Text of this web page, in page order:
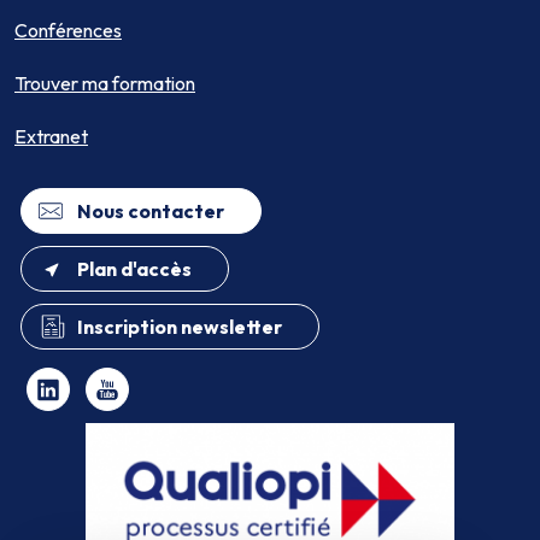
Conférences
Trouver ma formation
Extranet
Nous contacter
Plan d'accès
Inscription newsletter